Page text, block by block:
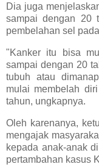
Dia juga
sampai dengan 20
pembelahan sel
"Kanker itu bisa
sampai dengan 20
tubuh atau
mulai membelah
tahun, ungkapnya.
Oleh karenanya,
mengajak
kepada anak-anak
pertambahan kasus